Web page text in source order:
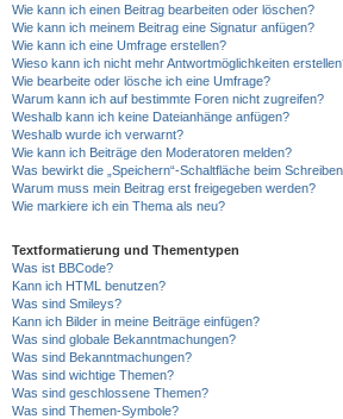
Wie kann ich einen Beitrag bearbeiten oder löschen?
Wie kann ich meinem Beitrag eine Signatur anfügen?
Wie kann ich eine Umfrage erstellen?
Wieso kann ich nicht mehr Antwortmöglichkeiten
Wie bearbeite oder lösche ich eine Umfrage?
Warum kann ich auf bestimmte Foren nicht zugreifen?
Weshalb kann ich keine Dateianhänge anfügen?
Weshalb wurde ich verwarnt?
Wie kann ich Beiträge den Moderatoren melden?
Was bewirkt die „Speichern“-Schaltfläche beim
Warum muss mein Beitrag erst freigegeben werden?
Wie markiere ich ein Thema als neu?
Textformatierung und Thementypen
Was ist BBCode?
Kann ich HTML benutzen?
Was sind Smileys?
Kann ich Bilder in meine Beiträge einfügen?
Was sind globale Bekanntmachungen?
Was sind Bekanntmachungen?
Was sind wichtige Themen?
Was sind geschlossene Themen?
Was sind Themen-Symbole?